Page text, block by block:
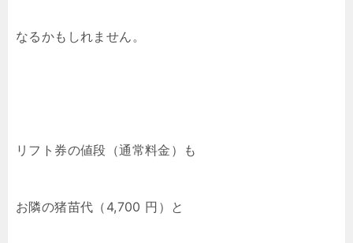
なるかもしれません。
リフト券の値段（通常料金）も
お隣の猪苗代（4,700 円）と